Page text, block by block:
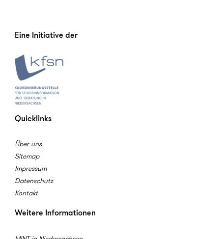
Eine Initiative der
Quicklinks
Über uns
Sitemap
Impressum
Datenschutz
Kontakt
Weitere Informationen